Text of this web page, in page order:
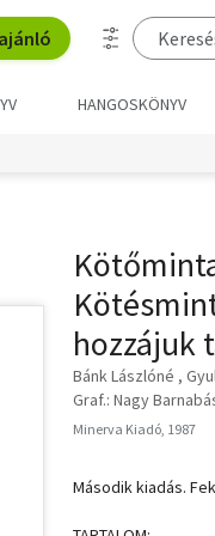
HANGOSKÖNYV
hozzájuk
Bánk Lászlóné
Graf.: Nagy
Minerva Kiadó, 1987
Második kiadás.